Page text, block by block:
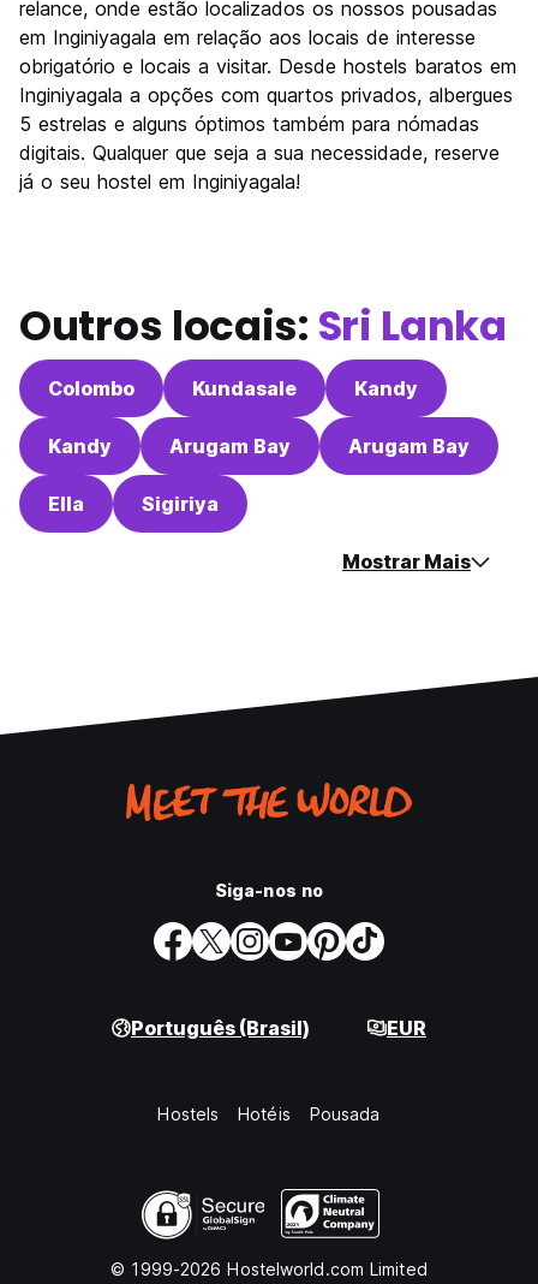
relance, onde estão localizados os nossos pousadas
em Inginiyagala em relação aos locais de interesse
obrigatório e locais a visitar. Desde hostels baratos em
Inginiyagala a opções com quartos privados, albergues
5 estrelas e alguns óptimos também para nómadas
digitais. Qualquer que seja a sua necessidade, reserve
já o seu hostel em Inginiyagala!
Outros locais: Sri Lanka
Colombo Kundasale Kandy
Kandy Arugam Bay Arugam Bay
Ella Sigiriya
Mostrar Mais
Siga-nos no
Português (Brasil) EUR
Hostels Hotéis Pousada
© 1999-2026 Hostelworld.com Limited